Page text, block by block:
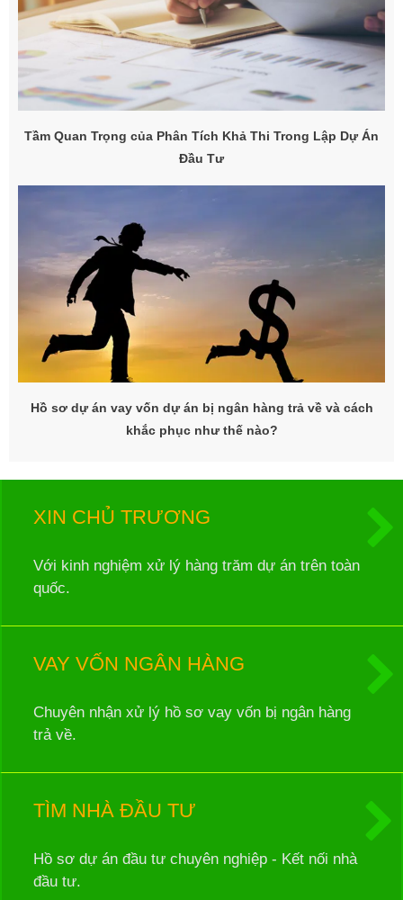
Tầm Quan Trọng của Phân Tích Khả Thi Trong Lập Dự Án
Đầu Tư
Hồ sơ dự án vay vốn dự án bị ngân hàng trả về và cách
khắc phục như thế nào?
XIN CHỦ TRƯƠNG
Với kinh nghiệm xử lý hàng trăm dự án trên toàn
quốc.
VAY VỐN NGÂN HÀNG
Chuyên nhận xử lý hồ sơ vay vốn bị ngân hàng
trả về.
TÌM NHÀ ĐẦU TƯ
Hồ sơ dự án đầu tư chuyên nghiệp - Kết nối nhà
đầu tư.